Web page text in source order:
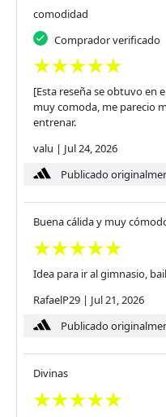
comodidad
Comprador verificado
[Esta reseña se obtuvo en
muy comoda, me parecio
entrenar.
valu | Jul 24, 2026
Publicado
Buena cálida y muy
Idea para ir al gimnasio,
RafaelP29 | Jul 21, 2026
Publicado
Divinas